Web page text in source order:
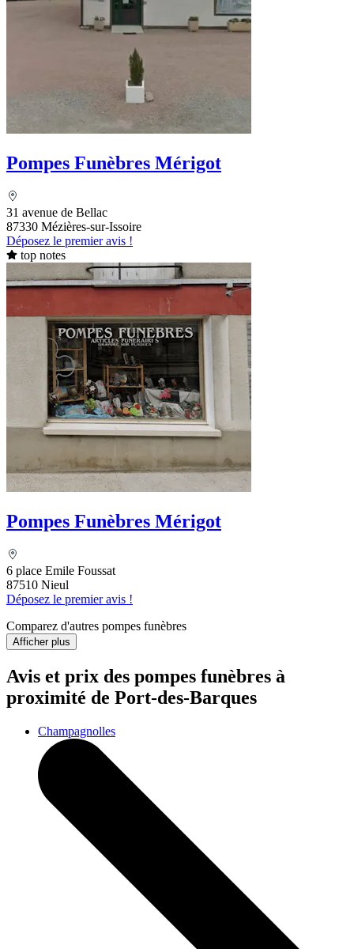
Pompes Funèbres Mérigot
31 avenue de Bellac
87330 Mézières-sur-Issoire
Déposez le premier avis !
top notes
Pompes Funèbres Mérigot
6 place Emile Foussat
87510 Nieul
Déposez le premier avis !
Comparez d'autres pompes funèbres
Afficher plus
Avis et prix des pompes funèbres à
proximité de Port-des-Barques
Champagnolles